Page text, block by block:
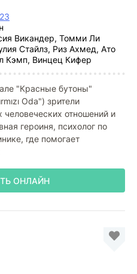
Викандер, Томми Ли
Стайлз, Риз Ахмед, Ато
Кэмп, Винцец Кифер
"Красные бутоны"
Oda") зрители
отношений и
героиня, психолог по
где помогает
ОНЛАЙН